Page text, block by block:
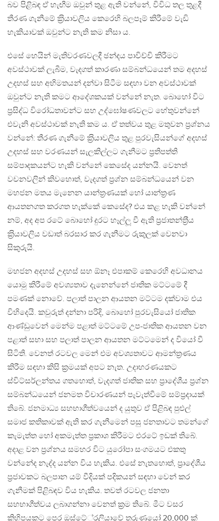
බව පිළිබඳ ඒ හැඟීම ඔවුන් තුළ ඇති වන්නේ, විවිධ තල තුළදී
තීරණ ගැනීමේ ක‍්‍රියාවලිය කෙරෙහි බලපෑම් කිරීමේ වැඩි
හැකියාවක් ඔවුන්ට නැති කම නිසා ය.
එසේ හෙයින් මැතිවරණවලදී ඡන්දය පාවිච්චි කිරීමට
අවස්ථාවක් ලැබීම, වැදගත් කාරණා සම්බන්ධයෙන් තම අදහස්
උදහස් සහ අභිමතයන් දන්වා සිටීම සඳහා වන අවස්ථාවක්
ඔවුන්ට නැති කමට ආදේශකයක් වන්නේ නැත. බොහෝ විට
ප‍්‍රසිද්ධ විරෝධතාවන්ට සහ උද්ඝෝෂණවලට හේතුවන්නේ
එවැනි අවස්ථාවක් නැති කම ය. ඒ තත්වය තුළ මතුවන ප‍්‍රශ්නය
වන්නේ: තීරණ ගැනීමේ ක‍්‍රියාවලිය තුළ පුරවැසියන්ගේ අදහස්
උදහස් සහ වරණයන් සැලකිල්ලට ගැනීමට ප‍්‍රතිපත්ති
සම්පාදකයන්ට හැකි වන්නේ කෙසේද යන්නයි. වෙනත්
වචනවලින් කිවහොත්, වැදගත් ප‍්‍රශ්න සම්බන්ධයෙන් වන
මහජන මතය මැනෙන යාන්ත‍්‍රණයක් හෝ යාන්ත‍්‍රණ
ආයතනගත කරගත හැක්කේ කෙසේද? එය කළ හැකි වන්නේ
නම්, අද අප රටේ බොහෝ දුරට හෑල්ලූ වී ඇති ප‍්‍රජාතන්ත‍්‍රීය
ක‍්‍රියාවලිය වඩාත් බරසාර කර ගැනීමට රුකුලක් වෙනවා
සිකුරුයි.
මහජන අදහස් උදහස් සහ ඕනෑ එපාකම් කෙරෙහි අවධානය
යොමු කිරීමේ අවශ්‍යතාව දැනෙන්නේ ජාතික මට්ටමේ දී
පමණක් නොවේ. පලාත් පාලන ආයතන මට්ටම දක්වාම එය
විහිදෙයි. කවුරුත් දන්නා පරිදි, බොහෝ පුරවැසියෝ ජාතික
ආණ්ඩුවෙන් මෙන්ම පළාත් මට්ටමේ උප-ජාතික ආයතන වන
පළාත් සභා සහ පලාත් පාලන ආයතන මට්ටමෙන් ද වියෝ වී
සිටිති. වෙනත් රටවල මෙන් එම අවශ්‍යතාවට ආමන්ත‍්‍රණය
කිරීම සඳහා කිසි ක‍්‍රමයක් අපට නැත. උදාහරණයකට
ස්විට්සර්ලන්තය ගතහොත්, වැදගත් ජාතික සහ ප‍්‍රාදේශීය ප‍්‍රශ්න
සම්බන්ධයෙන් ජනමත විචාරණයන් පැවැත්වීමේ සම්ප‍්‍රදායක්
තිබේ. ජනමාධ්‍ය සහභාගීත්වයෙන් ද යුතුව ඒ පිළිබඳ පුළුල්
සමාජ කතිකාවක් ඇති කර ගැනීමෙන් පසු ජනතාවට තමන්ගේ
කැමැත්ත හෝ අකමැත්ත ප‍්‍රකාශ කිරීමට එරටේ ඉඩක් තිබේ.
අදාළ වන ප‍්‍රශ්නය සමහර විට යුරෝපා සංගමයට එකතු
වන්නේද නැද්ද යන්න විය හැකිය. එසේ නැතහොත්, ප‍්‍රාදේශීය
ප‍්‍රජාවකට බලපාන යම් වීදියක් පදිකයන් සඳහා වෙන් කර
ගැනීමක් පිළිබඳව විය හැකිය. තවත් රටවල ජනතා
සහභාගීත්වය ලබාගන්නා වෙනත් ක‍්‍රම තිබේ. මීට වසර
කිහිපයකට පෙර ඔස්ටේ‍්‍රලියාවේ තරුණයෝ 20,000 ක්